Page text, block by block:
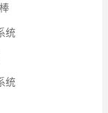
统
统